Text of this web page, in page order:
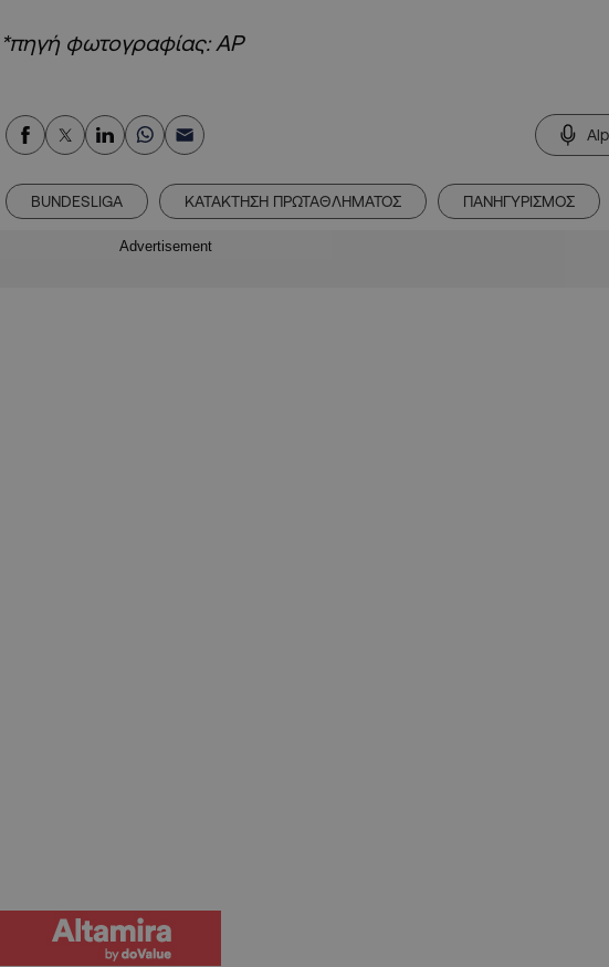
*πηγή φωτογραφίας: AP
BUNDESLIGA ΚΑΤΑΚΤΗΣΗ ΠΡΩΤΑΘΛΗΜΑΤΟΣ ΠΑΝΗΓΥΡΙΣΜΟΣ
Advertisement